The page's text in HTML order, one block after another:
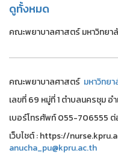
ดูทั้งหมด
คณะพยาบาลศาสตร์ มหาวิทยา
คณะพยาบาลศาสตร์ มหาวิทย
เลขที่ 69 หมู่ที่ 1 ตำบลนครชุม
เบอร์โทรศัพท์ 055-706555 ต่
เว็บไชต์ : https://
anucha_pu@kpru.ac.th